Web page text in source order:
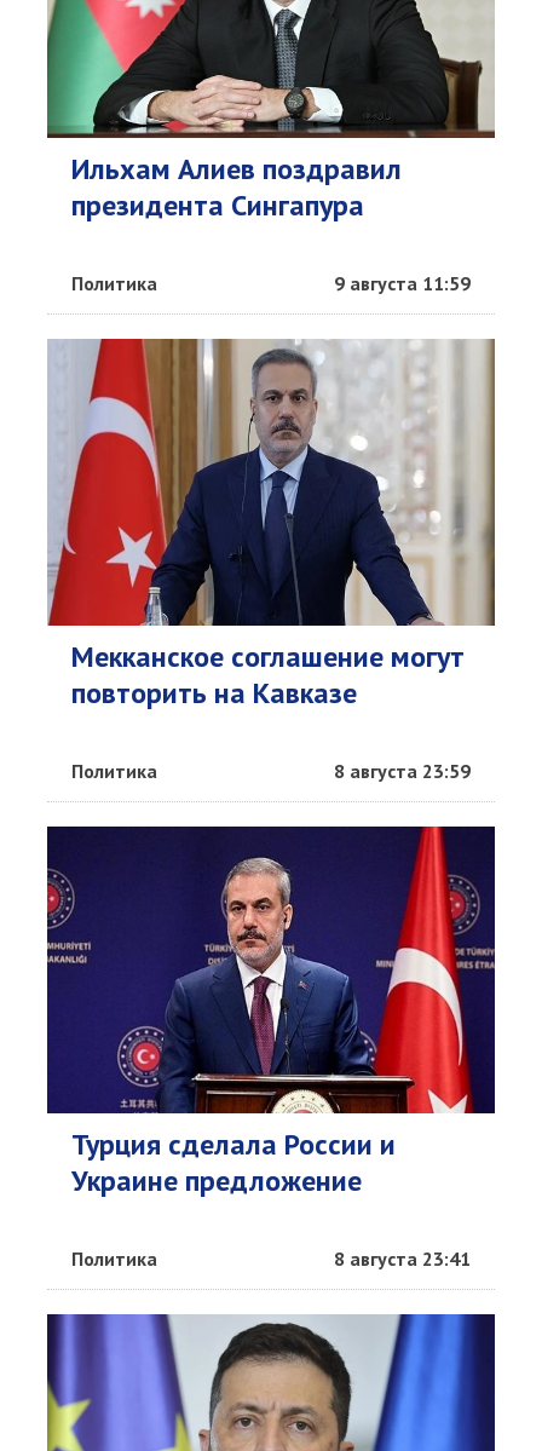
Ильхам Алиев поздравил
президента Сингапура
Политика 9 августа 11:59
Мекканское соглашение могут
повторить на Кавказе
Политика 8 августа 23:59
Турция сделала России и
Украине предложение
Политика 8 августа 23:41